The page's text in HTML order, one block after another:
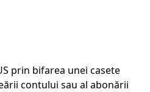
prin bifarea unei casete
contului sau al abonării